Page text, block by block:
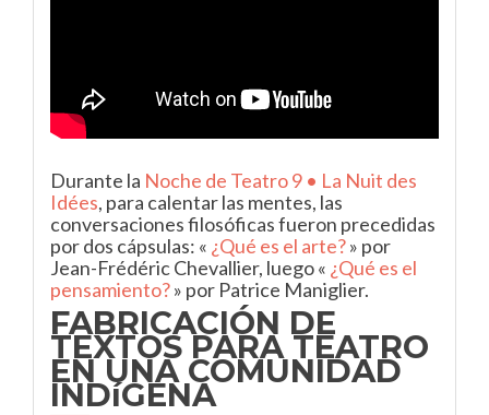
Durante la Noche de Teatro 9 • La Nuit des
Idées, para calentar las mentes, las
conversaciones filosóficas fueron precedidas
por dos cápsulas: « ¿Qué es el arte?» por
Jean-Frédéric Chevallier, luego « ¿Qué es el
pensamiento?» por Patrice Maniglier.
FABRICACIÓN DE
TEXTOS PARA TEATRO
EN UNA COMUNIDAD
INDíGENA